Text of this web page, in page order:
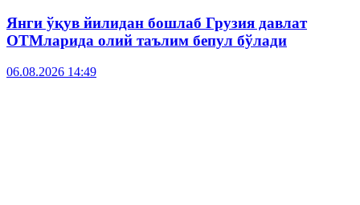
Янги ўқув йилидан бошлаб Грузия давлат
ОТМларида олий таълим бепул бўлади
06.08.2026 14:49